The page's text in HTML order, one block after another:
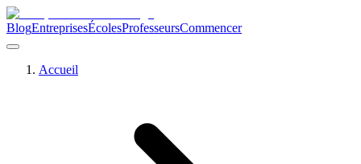
BlogEntreprisesÉcolesProfesseursCommencer
Accueil